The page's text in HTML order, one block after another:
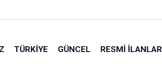
TÜRKIYE GÜNCEL RESMI İLANLAR